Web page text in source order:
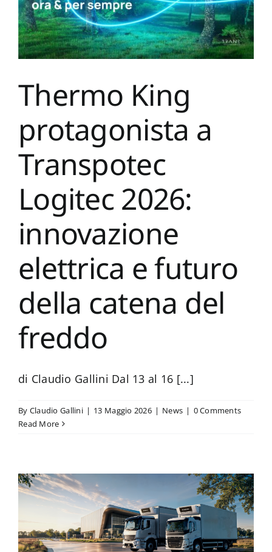
Thermo King
protagonista a
Transpotec
Logitec 2026:
innovazione
elettrica e futuro
della catena del
freddo
di Claudio Gallini Dal 13 al 16 [...]
By Claudio Gallini | 13 Maggio 2026 | News | 0 Comments
Read More